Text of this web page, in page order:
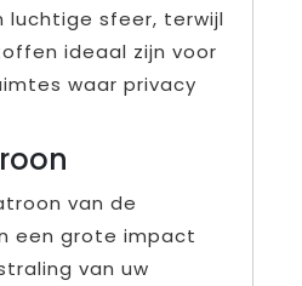
luchtige sfeer, terwijl
ideaal zijn voor
waar privacy
van de
een grote impact
van uw